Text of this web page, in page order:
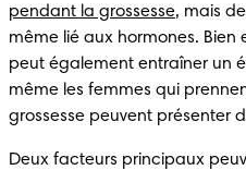
pendant la grossesse, mais
même lié aux hormones. Bien
peut également entraîner un
même les femmes qui
grossesse peuvent présenter
Deux facteurs principaux